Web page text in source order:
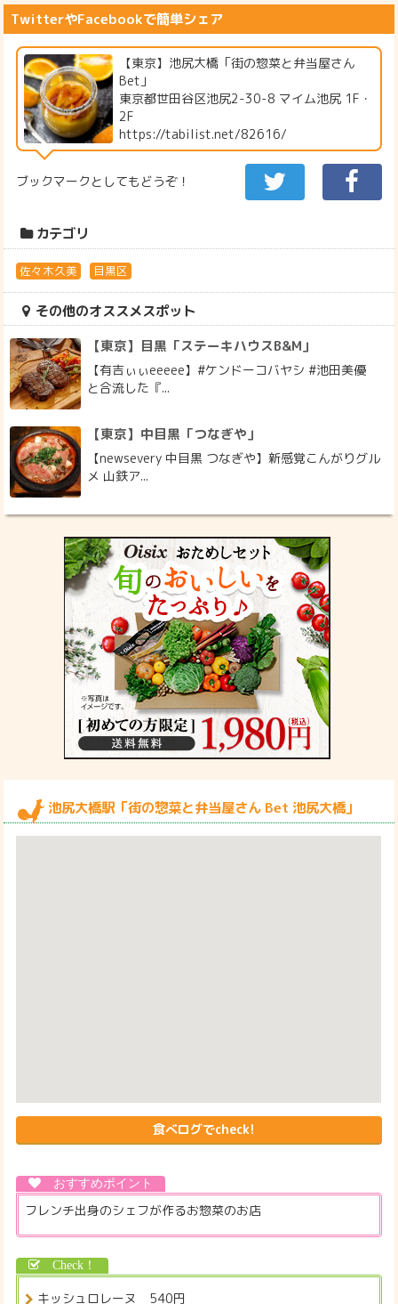
TwitterやFacebookで簡単シェア
【東京】池尻大橋「街の惣菜と弁当屋さん
Bet」
東京都世田谷区池尻2-30-8 マイム池尻 1F・
2F
https://tabilist.net/82616/
ブックマークとしてもどうぞ！
カテゴリ
佐々木久美 目黒区
その他のオススメスポット
【東京】目黒「ステーキハウスB&M」
【有吉ぃぃeeeee】#ケンドーコバヤシ #池田美優
と合流した『...
【東京】中目黒「つなぎや」
【newsevery 中目黒 つなぎや】新感覚こんがりグル
メ 山鉄ア...
池尻大橋駅「街の惣菜と弁当屋さん Bet 池尻大橋」
食べログでcheck!
フレンチ出身のシェフが作るお惣菜のお店
キッシュロレーヌ 540円